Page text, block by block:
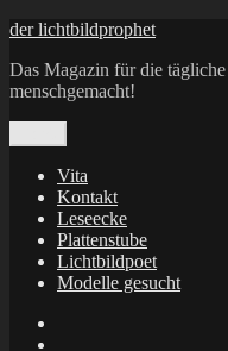
Zum
springen
der lichtbildprophet
Das Magazin für die
menschgemacht!
Vita
Kontakt
Leseecke
Plattenstube
Lichtbildpoet
Modelle gesucht